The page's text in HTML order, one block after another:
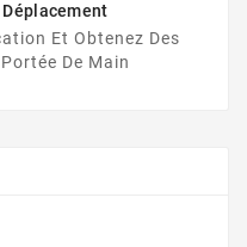
Et Obtenez Des
De Main